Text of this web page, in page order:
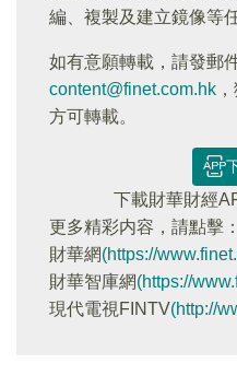
編、複製及建立鏡像等
如有意願轉載，請發郵
content@finet.com.hk
方可轉載。
下載財華財經
更多精彩内容，請點擊：
財華網(https://
財華智庫網(https://
現代電視FINTV(http://